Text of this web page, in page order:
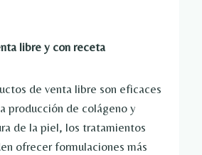
libre y con receta
de venta libre son eficaces
producción de colágeno y
de la piel, los tratamientos
ofrecer formulaciones más